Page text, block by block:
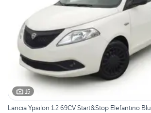
15
Lancia Ypsilon 1.2 69CV Start&Stop Elefantino Blu